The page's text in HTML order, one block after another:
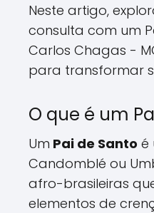
Neste artigo,
consulta com um
Carlos Chagas -
para transformar
O que é um
Um Pai de Santo é
Candomblé ou
afro-brasileiras
elementos de